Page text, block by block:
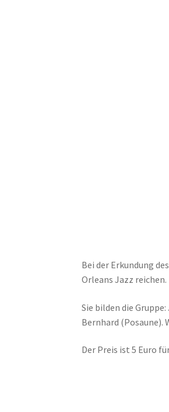
Bei der Erkundung
Orleans Jazz reichen.
Sie bilden die
Bernhard (Posaune).
Der Preis ist 5 Euro